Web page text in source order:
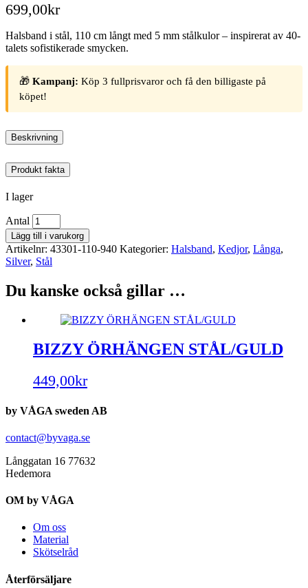
699,00kr
Halsband i stål, 110 cm långt med 5 mm stålkulor – inspirerat av 40-
talets sofistikerade smycken.
🎁 Kampanj: Köp 3 fullprisvaror och få den billigaste på
köpet!
Beskrivning
Produkt fakta
I lager
Antal
Lägg till i varukorg
Artikelnr: 43301-110-940 Kategorier: Halsband, Kedjor, Långa,
Silver, Stål
Du kanske också gillar …
BIZZY ÖRHÄNGEN STÅL/GULD
449,00kr
by VÅGA sweden AB
contact@byvaga.se
Långgatan 16 77632
Hedemora
OM by VÅGA
Om oss
Material
Skötselråd
Återförsäljare